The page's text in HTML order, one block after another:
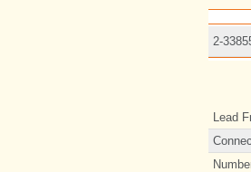
2-
Lead